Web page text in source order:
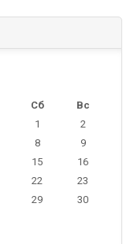
Сб Вс
1
2
8
9
15
16
22
23
29
30